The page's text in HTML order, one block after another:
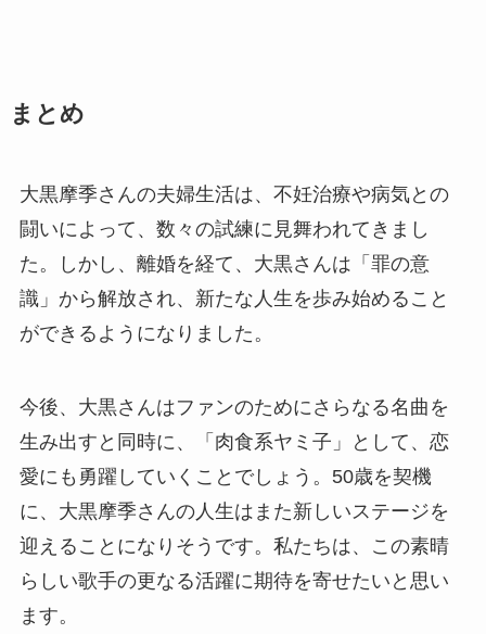
まとめ
大黒摩季さんの夫婦生活は、不妊治療や病気との
闘いによって、数々の試練に見舞われてきまし
た。しかし、離婚を経て、大黒さんは「罪の意
識」から解放され、新たな人生を歩み始めること
ができるようになりました。
今後、大黒さんはファンのためにさらなる名曲を
生み出すと同時に、「肉食系ヤミ子」として、恋
愛にも勇躍していくことでしょう。50歳を契機
に、大黒摩季さんの人生はまた新しいステージを
迎えることになりそうです。私たちは、この素晴
らしい歌手の更なる活躍に期待を寄せたいと思い
ます。